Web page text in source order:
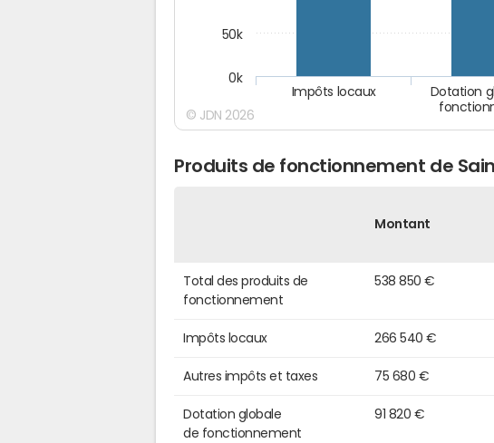
Dotation
Impôts locaux
0k
50k
© JDN 2026
Produits de fonctionnement de
Montant
Total des produits de
fonctionnement
538 850 €
Impôts locaux 266 540 €
Autres impôts et taxes 75 680 €
Dotation globale
de fonctionnement
91 820 €